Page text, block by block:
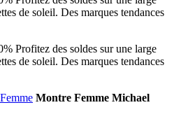
de soleil. Des marques tendances
Profitez des soldes sur une large
de soleil. Des marques tendances
Montre Femme Michael